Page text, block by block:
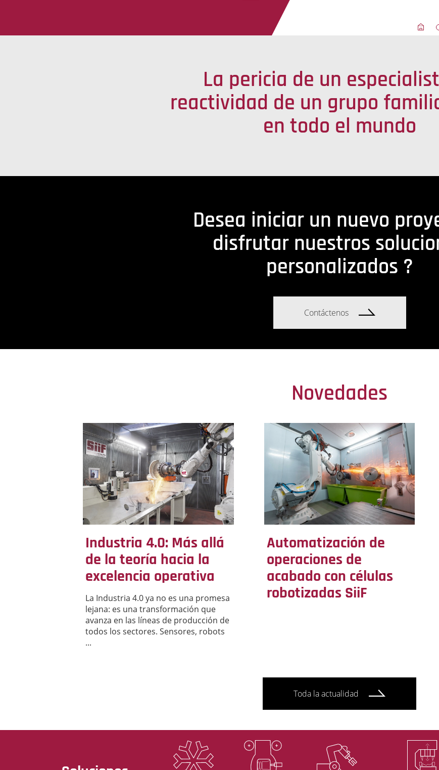
La pericia de un
reactividad de un grupo
en todo el mundo
Desea iniciar un nuevo
disfrutar nuestros
personalizados ?
Contáctenos
Novedades
Industria 4.0: Más allá
de la teoría hacia la
excelencia operativa
La Industria 4.0 ya no es una promesa
lejana: es una transformación que
avanza en las líneas de producción de
todos los sectores. Sensores, robots
...
Automatización de
operaciones de
acabado con células
robotizadas SiiF
Toda la actualidad